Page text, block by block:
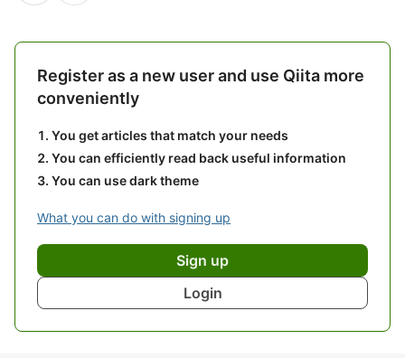
Register as a new user and use Qiita more
conveniently
You get articles that match your needs
You can efficiently read back useful information
You can use dark theme
What you can do with signing up
Sign up
Login